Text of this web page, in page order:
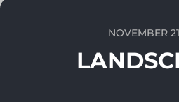
NOVEMBER